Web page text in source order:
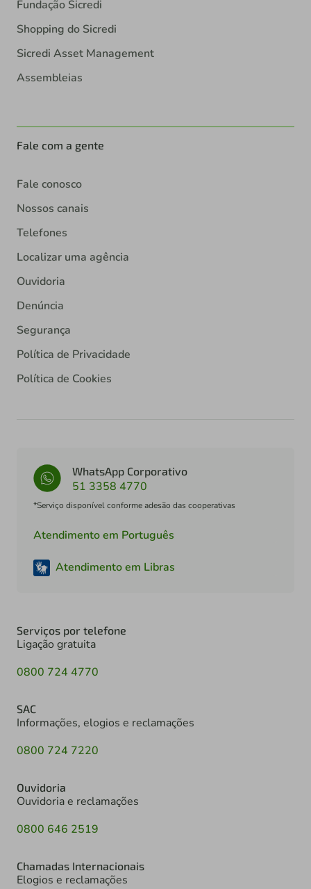
Fundação Sicredi
Shopping do Sicredi
Sicredi Asset Management
Assembleias
Fale com a gente
Fale conosco
Nossos canais
Telefones
Localizar uma agência
Ouvidoria
Denúncia
Segurança
Política de Privacidade
Política de Cookies
WhatsApp Corporativo
51 3358 4770
*Serviço disponível conforme adesão das cooperativas
Atendimento em Português
Atendimento em Libras
Serviços por telefone
Ligação gratuita
0800 724 4770
SAC
Informações, elogios e reclamações
0800 724 7220
Ouvidoria
Ouvidoria e reclamações
0800 646 2519
Chamadas Internacionais
Elogios e reclamações